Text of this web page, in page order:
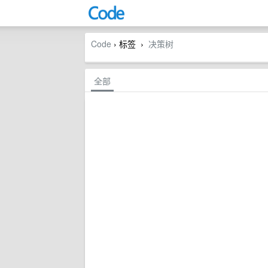
Code › 标签 › 决策树
全部